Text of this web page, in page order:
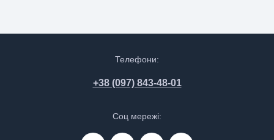
Телефони:
+38 (097) 843-48-01
Соц мережі: